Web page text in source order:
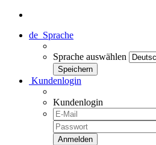
de Sprache
Sprache auswählen
Kundenlogin
Kundenlogin